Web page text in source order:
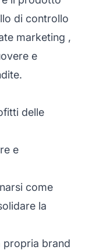
di controllo
marketing ,
e
delle
e
come
la
propria brand